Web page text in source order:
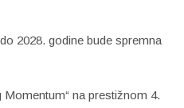
2028. godine bude spremna
na prestižnom 4.